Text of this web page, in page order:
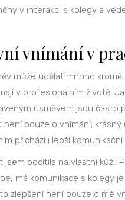
v interakci s kolegy a
vnímání v
může udělat mnoho
v profesionálním životě.
úsměvem jsou často
pouze o vnímání; krásný
přichází i lepší
pocítila na vlastní kůži.
má komunikace s kolegy
zlepšení není pouze o mé